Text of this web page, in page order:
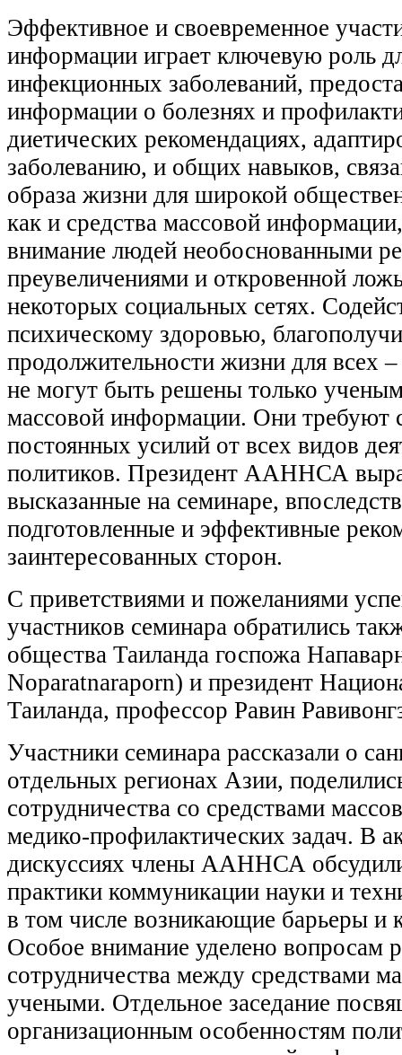
Эффективное и своевременное
информации играет ключевую роль
инфекционных заболеваний,
информации о болезнях и
диетических рекомендациях,
заболеванию, и общих навыков,
образа жизни для широкой
как и средства массовой
внимание людей необоснованными
преувеличениями и откровенной
некоторых социальных сетях.
психическому здоровью,
продолжительности жизни для всех
не могут быть решены только
массовой информации. Они требуют
постоянных усилий от всех видов
политиков. Президент ААННСА
высказанные на семинаре,
подготовленные и эффективные
заинтересованных сторон.
С приветствиями и пожеланиями
участников семинара обратились
общества Таиланда госпожа
Noparatnaraporn) и президент
Таиланда, профессор Равин
Участники семинара рассказали о
отдельных регионах Азии,
сотрудничества со средствами
медико-профилактических задач. В
дискуссиях члены ААННСА
практики коммуникации науки и
в том числе возникающие барьеры и
Особое внимание уделено вопросам
сотрудничества между средствами
учеными. Отдельное заседание
организационным особенностям